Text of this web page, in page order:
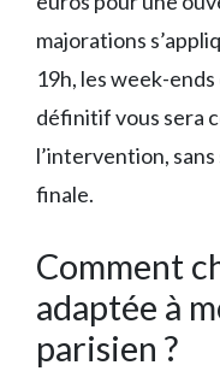
majorations
19h, les week-
définitif vous sera
l’intervention,
finale.
Comment
adaptée à
parisien ?